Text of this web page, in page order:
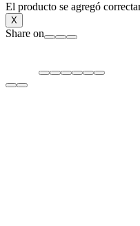
El producto se agregó
X
Share on